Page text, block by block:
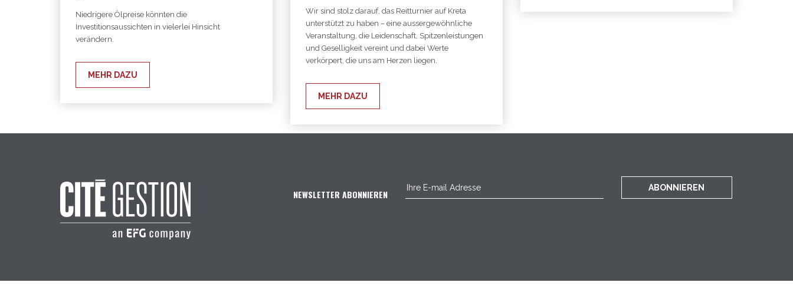
Niedrigere Ölpreise könnten die
Investitionsaussichten in vielerlei Hinsicht
verändern.
MEHR DAZU
Wir sind stolz darauf, das Reitturnier auf Kreta
unterstützt zu haben – eine aussergewöhnliche
Veranstaltung, die Leidenschaft, Spitzenleistungen
und Geselligkeit vereint und dabei Werte
verkörpert, die uns am Herzen liegen.
MEHR DAZU
NEWSLETTER ABONNIEREN
ABONNIEREN